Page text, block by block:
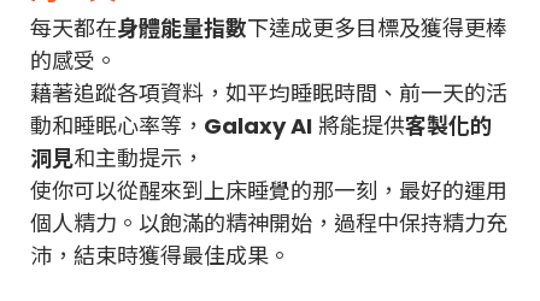
每天都在身體能量指數下達成更多目標及獲得更棒
的感受。
藉著追蹤各項資料，如平均睡眠時間、前一天的活
動和睡眠心率等， Galaxy AI 將能提供客製化的
洞見和主動提示，
使你可以從醒來到上床睡覺的那一刻，最好的運用
個人精力。以飽滿的精神開始，過程中保持精力充
沛，結束時獲得最佳成果。